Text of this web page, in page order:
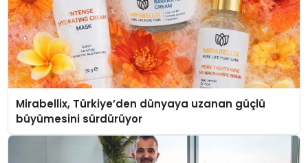
Mirabellix, Türkiye’den dünyaya uzanan güçlü
büyümesini sürdürüyor